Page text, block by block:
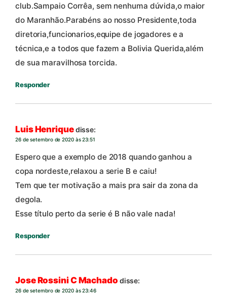
club.Sampaio Corrêa, sem nenhuma dúvida,o maior
do Maranhão.Parabéns ao nosso Presidente,toda
diretoria,funcionarios,equipe de jogadores e a
técnica,e a todos que fazem a Bolivia Querida,além
de sua maravilhosa torcida.
Responder
Luis Henriquedisse:
26 de setembro de 2020 às 23:51
Espero que a exemplo de 2018 quando ganhou a
copa nordeste,relaxou a serie B e caiu!
Tem que ter motivação a mais pra sair da zona da
degola.
Esse título perto da serie é B não vale nada!
Responder
Jose Rossini C Machado disse:
26 de setembro de 2020 às 23:46